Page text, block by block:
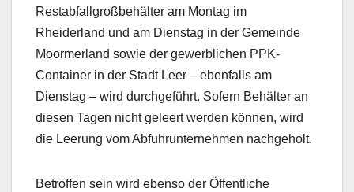
Restabfallgroßbehälter am Montag im
Rheiderland und am Dienstag in der Gemeinde
Moormerland sowie der gewerblichen PPK-
Container in der Stadt Leer – ebenfalls am
Dienstag – wird durchgeführt. Sofern Behälter an
diesen Tagen nicht geleert werden können, wird
die Leerung vom Abfuhrunternehmen nachgeholt.
Betroffen sein wird ebenso der Öffentliche